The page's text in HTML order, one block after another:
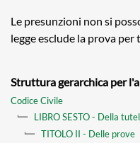
Le presunzioni non si
legge esclude la prova per
Struttura gerarchica per
Codice Civile
LIBRO SESTO - Della
TITOLO II - Delle prove